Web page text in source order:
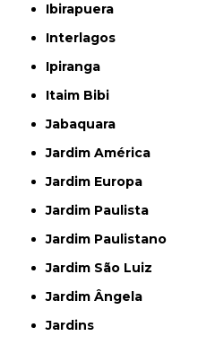
Ibirapuera
Interlagos
Ipiranga
Itaim Bibi
Jabaquara
Jardim América
Jardim Europa
Jardim Paulista
Jardim Paulistano
Jardim São Luiz
Jardim Ângela
Jardins